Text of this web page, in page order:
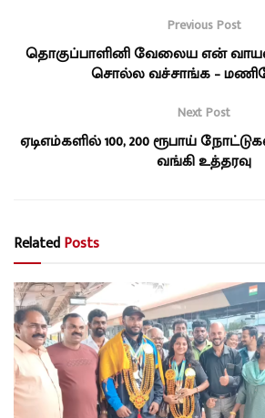
Previous Post
தொகுப்பாளினி வேலைய என்
சொல்ல வச்சாங்க –
Next Post
ஏடிஎம்களில் 100, 200 ரூபாய்
வங்கி உத்தரவு
RelatedPosts